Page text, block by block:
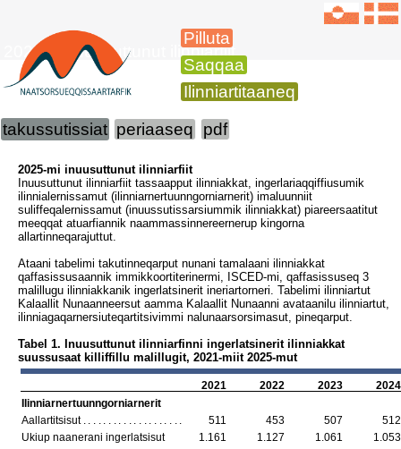
Pilluta
Saqqaa
Ilinniartitaaneq
2025-mi inuusuttunut ilinniarfiit
takussutissiat periaaseq pdf